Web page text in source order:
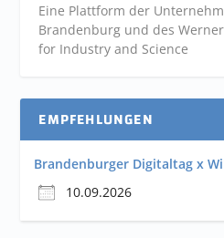
Eine Plattform der
Brandenburg und des
for Industry and Science
EMPFEHLUNGEN
Brandenburger Digitaltag x
10.09.2026